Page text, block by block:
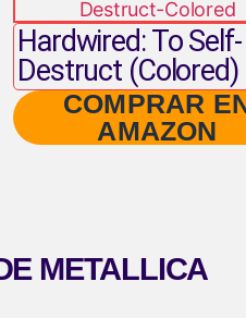
Hardwired: To Self-
Destruct (Colored)
COMPRAR
AMAZON
METALLICA